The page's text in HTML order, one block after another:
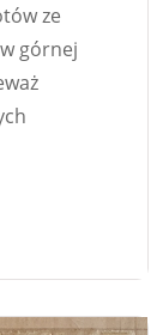
ze
górnej